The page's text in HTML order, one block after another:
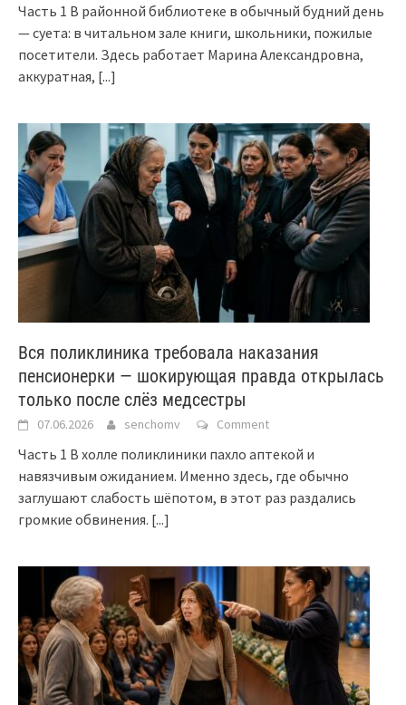
Часть 1 В районной библиотеке в обычный будний день
— суета: в читальном зале книги, школьники, пожилые
посетители. Здесь работает Марина Александровна,
аккуратная, [...]
Вся поликлиника требовала наказания
пенсионерки — шокирующая правда открылась
только после слёз медсестры
07.06.2026 senchomv Comment
Часть 1 В холле поликлиники пахло аптекой и
навязчивым ожиданием. Именно здесь, где обычно
заглушают слабость шёпотом, в этот раз раздались
громкие обвинения. [...]